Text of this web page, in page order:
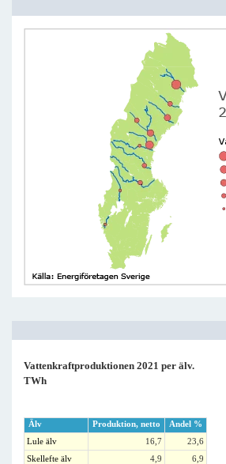
Vattenkraftproduktionen 2021 per älv.
TWh
Älv Produktion, netto
Andel %
Lule älv
16,7
23,6
Skellefte älv
4,9
6,9